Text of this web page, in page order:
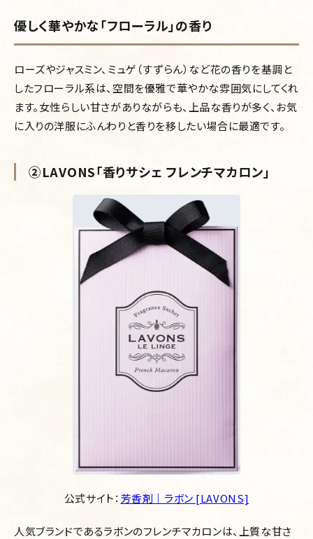
優しく華やかな「フローラル」の香り
ローズやジャスミン、ミュゲ（すずらん）など花の香りを基調と
したフローラル系は、空間を優雅で華やかな雰囲気にしてくれ
ます。女性らしい甘さがありながらも、上品な香りが多く、お気
に入りの洋服にふんわりと香りを移したい場合に最適です。
②LAVONS「香りサシェ フレンチマカロン」
公式サイト： 芳香剤｜ラボン [LAVONS]
人気ブランドであるラボンのフレンチマカロンは、上質な甘さ